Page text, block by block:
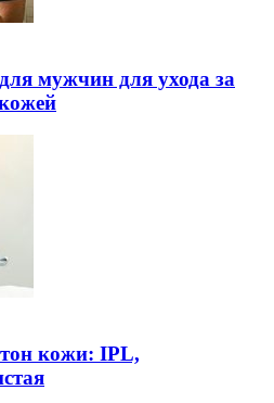
мужчин для ухода за
кожи: IPL,